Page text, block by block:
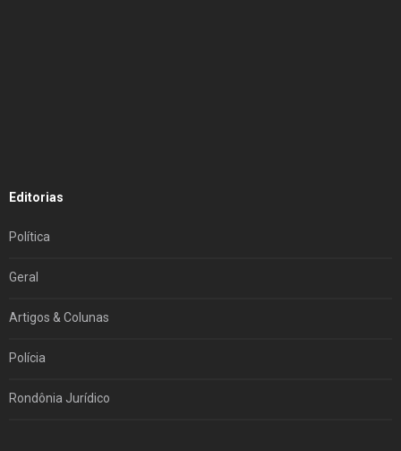
Editorias
Política
Geral
Artigos & Colunas
Polícia
Rondônia Jurídico